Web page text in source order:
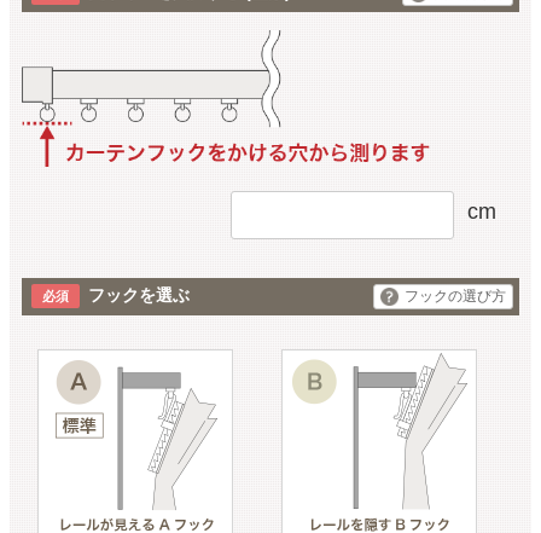
cm
フックを選ぶ フックの選び方